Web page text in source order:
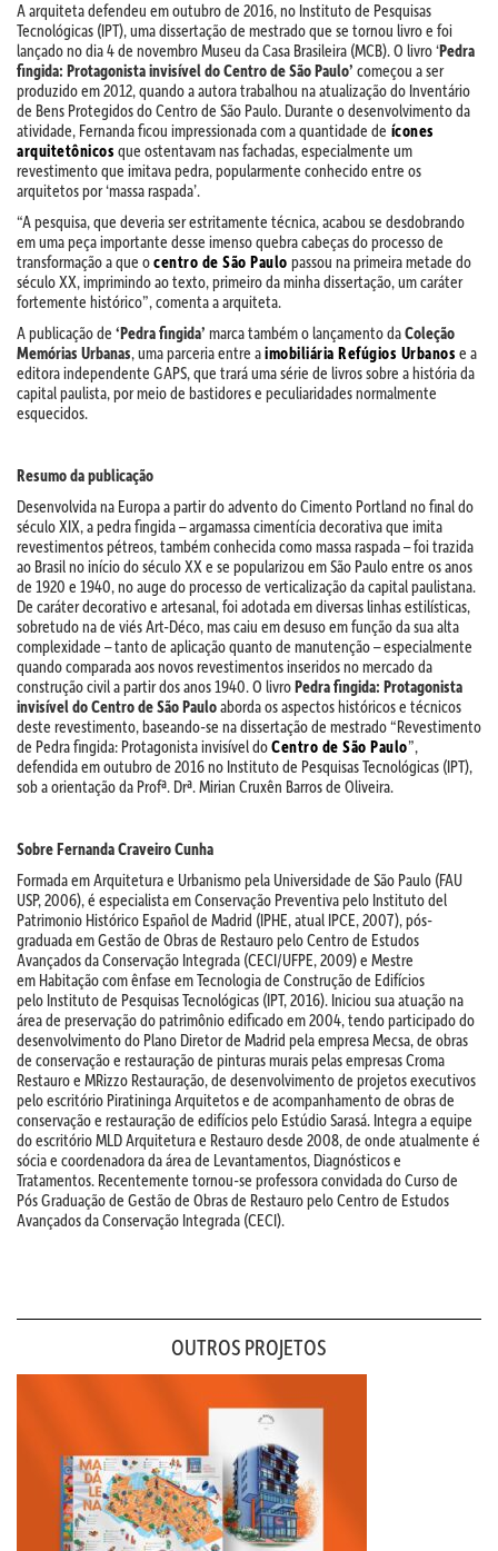
A arquiteta defendeu em outubro de 2016, no Instituto de Pesquisas
Tecnológicas (IPT), uma dissertação de mestrado que se tornou livro e foi
lançado no dia 4 de novembro Museu da Casa Brasileira (MCB). O livro ‘Pedra
fingida: Protagonista invisível do Centro de São Paulo’ começou a ser
produzido em 2012, quando a autora trabalhou na atualização do Inventário
de Bens Protegidos do Centro de São Paulo. Durante o desenvolvimento da
atividade, Fernanda ficou impressionada com a quantidade de ícones
arquitetônicos que ostentavam nas fachadas, especialmente um
revestimento que imitava pedra, popularmente conhecido entre os
arquitetos por ‘massa raspada’.
“A pesquisa, que deveria ser estritamente técnica, acabou se desdobrando
em uma peça importante desse imenso quebra cabeças do processo de
transformação a que ocentro de São Paulo passou na primeira metade do
século XX, imprimindo ao texto, primeiro da minha dissertação, um caráter
fortemente histórico”, comenta a arquiteta.
A publicação de ‘Pedra fingida’ marca também o lançamento daColeção
Memórias Urbanas, uma parceria entre aimobiliária Refúgios Urbanos e a
editora independente GAPS, que trará uma série de livros sobre a história da
capital paulista, por meio de bastidores e peculiaridades normalmente
esquecidos.
Resumo da publicação
Desenvolvida na Europa a partir do advento do Cimento Portland no final do
século XIX, a pedra fingida – argamassa cimentícia decorativa que imita
revestimentos pétreos, também conhecida como massa raspada – foi trazida
ao Brasil no início do século XX e se popularizou em São Paulo entre os anos
de 1920 e 1940, no auge do processo de verticalização da capital paulistana.
De caráter decorativo e artesanal, foi adotada em diversas linhas estilísticas,
sobretudo na de viés Art-Déco, mas caiu em desuso em função da sua alta
complexidade – tanto de aplicação quanto de manutenção – especialmente
quando comparada aos novos revestimentos inseridos no mercado da
construção civil a partir dos anos 1940. O livroPedra fingida: Protagonista
invisível do Centro de São Pauloaborda os aspectos históricos e técnicos
deste revestimento, baseando-se na dissertação de mestrado “Revestimento
de Pedra fingida: Protagonista invisível doCentro de São Paulo”,
defendida em outubro de 2016 no Instituto de Pesquisas Tecnológicas (IPT),
sob a orientação da Profª. Drª. Mirian Cruxên Barros de Oliveira.
SobreFernanda Craveiro Cunha
Formada em Arquitetura e Urbanismo pela Universidade de São Paulo (FAU
USP, 2006), é especialista em Conservação Preventiva pelo Instituto del
Patrimonio Histórico Español de Madrid (IPHE, atual IPCE, 2007), pós-
graduada em Gestão de Obras de Restauro pelo Centro de Estudos
Avançados da Conservação Integrada (CECI/UFPE, 2009) e Mestre
em Habitação com ênfase em Tecnologia de Construção de Edifícios
pelo Instituto de Pesquisas Tecnológicas (IPT, 2016). Iniciou sua atuação na
área de preservação do patrimônio edificado em 2004, tendo participado do
desenvolvimento do Plano Diretor de Madrid pela empresa Mecsa, de obras
de conservação e restauração de pinturas murais pelas empresas Croma
Restauro e MRizzo Restauração, de desenvolvimento de projetos executivos
pelo escritório Piratininga Arquitetos e de acompanhamento de obras de
conservação e restauração de edifícios pelo Estúdio Sarasá. Integra a equipe
do escritório MLD Arquitetura e Restauro desde 2008, de onde atualmente é
sócia e coordenadora da área de Levantamentos, Diagnósticos e
Tratamentos. Recentemente tornou-se professora convidada do Curso de
Pós Graduação de Gestão de Obras de Restauro pelo Centro de Estudos
Avançados da Conservação Integrada (CECI).
OUTROS PROJETOS